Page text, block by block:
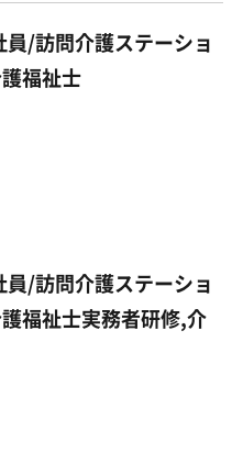
員/訪問介護ステーショ
福祉士
員/訪問介護ステーショ
福祉士実務者研修,介